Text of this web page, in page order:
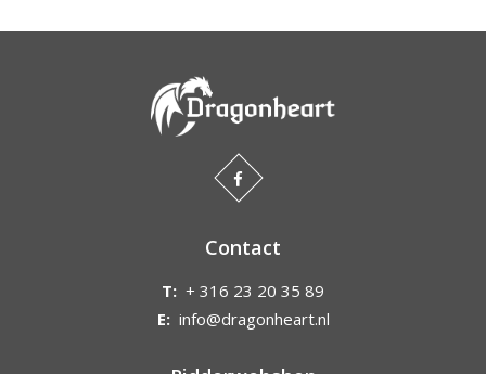
Contact
T: + 316 23 20 35 89
E: info@dragonheart.nl